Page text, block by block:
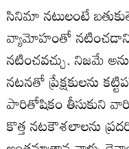
సినిమా నటులంటే
వ్యామోహంతో
నటించవచ్చు. నిజమే
నటనతో ప్రేక్షకులను
పారితోషికం తీసుకుని
కొత్త నటకౌశలాలను